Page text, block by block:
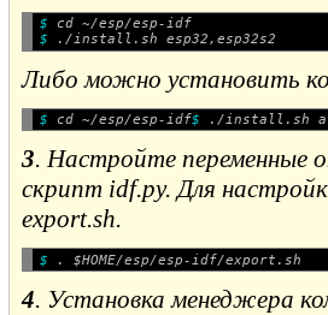
$ cd ~/esp/esp-idf
$
Либо можно установить
$ cd ~/esp/esp-idf$
3. Настройте переменные
скрипт idf.py. Для
export.sh.
$
4. Установка менеджера